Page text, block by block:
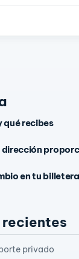
qué recibes
dirección
en tu billetera
privado